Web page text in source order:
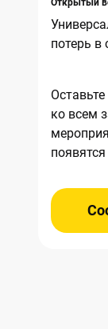
Открытый
потерь в
ко всем